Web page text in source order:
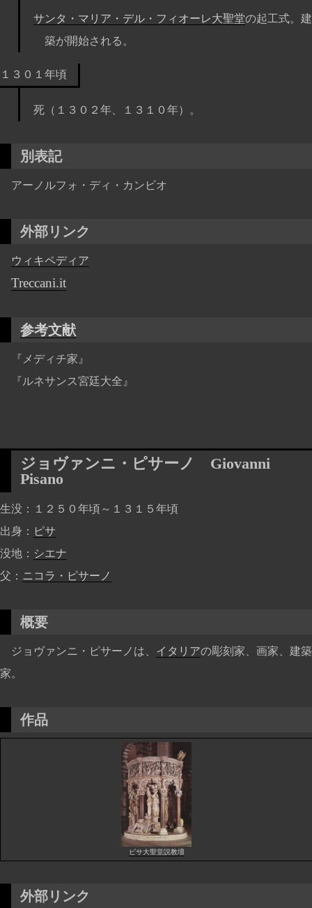
サンタ・マリア・デル・フィオーレ大聖堂の起工式。建
築が開始される。
１３０１年頃
死（１３０２年、１３１０年）。
別表記
アーノルフォ・ディ・カンビオ
外部リンク
ウィキペディア
Treccani.it
参考文献
『メディチ家』
『ルネサンス宮廷大全』
ジョヴァンニ・ピサーノ Giovanni
Pisano
生没
１２５０年頃～１３１５年頃
出身
ピサ
没地
シエナ
父
ニコラ・ピサーノ
概要
ジョヴァンニ・ピサーノは、 イタリアの彫刻家、画家、建築
家。
作品
ピサ大聖堂説教壇
外部リンク